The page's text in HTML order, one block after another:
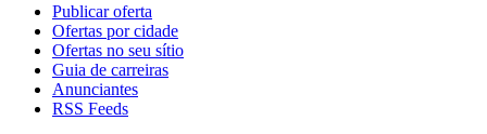
Publicar oferta
Ofertas por cidade
Ofertas no seu sítio
Guia de carreiras
Anunciantes
RSS Feeds